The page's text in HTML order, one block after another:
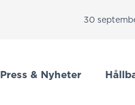
30
Press & Nyheter